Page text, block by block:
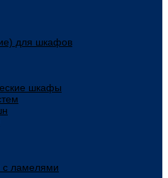
для шкафов
шкафы
ламелями